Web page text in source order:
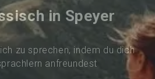
in Speyer
zu sprechen, indem du dich
anfreundest